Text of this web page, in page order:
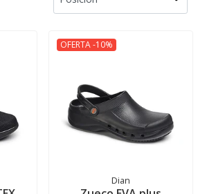
OFERTA -10%
Dian